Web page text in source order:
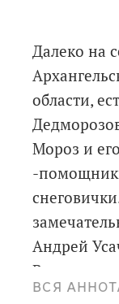
Далеко на
области,
Мороз и
-
Андрей
ВСЯ